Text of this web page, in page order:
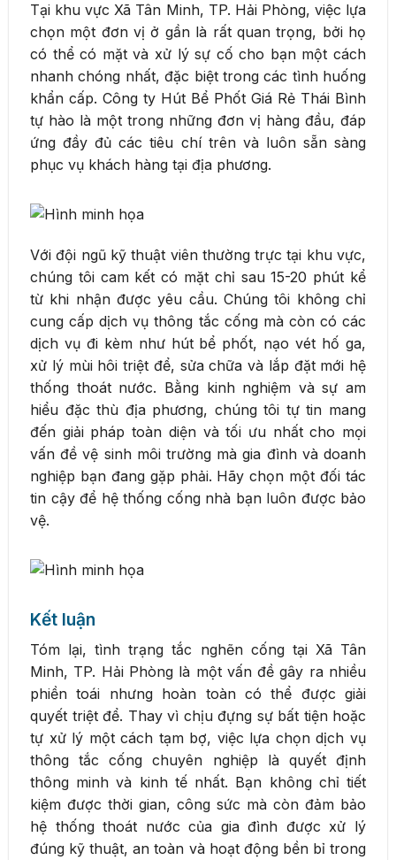
Tại khu vực Xã Tân Minh, TP. Hải Phòng, việc lựa
chọn một đơn vị ở gần là rất quan trọng, bởi họ
có thể có mặt và xử lý sự cố cho bạn một cách
nhanh chóng nhất, đặc biệt trong các tình huống
khẩn cấp. Công ty Hút Bể Phốt Giá Rẻ Thái Bình
tự hào là một trong những đơn vị hàng đầu, đáp
ứng đầy đủ các tiêu chí trên và luôn sẵn sàng
phục vụ khách hàng tại địa phương.
Với đội ngũ kỹ thuật viên thường trực tại khu vực,
chúng tôi cam kết có mặt chỉ sau 15-20 phút kể
từ khi nhận được yêu cầu. Chúng tôi không chỉ
cung cấp dịch vụ thông tắc cống mà còn có các
dịch vụ đi kèm như hút bể phốt, nạo vét hố ga,
xử lý mùi hôi triệt để, sửa chữa và lắp đặt mới hệ
thống thoát nước. Bằng kinh nghiệm và sự am
hiểu đặc thù địa phương, chúng tôi tự tin mang
đến giải pháp toàn diện và tối ưu nhất cho mọi
vấn đề vệ sinh môi trường mà gia đình và doanh
nghiệp bạn đang gặp phải. Hãy chọn một đối tác
tin cậy để hệ thống cống nhà bạn luôn được bảo
vệ.
Kết luận
Tóm lại, tình trạng tắc nghẽn cống tại Xã Tân
Minh, TP. Hải Phòng là một vấn đề gây ra nhiều
phiền toái nhưng hoàn toàn có thể được giải
quyết triệt để. Thay vì chịu đựng sự bất tiện hoặc
tự xử lý một cách tạm bợ, việc lựa chọn dịch vụ
thông tắc cống chuyên nghiệp là quyết định
thông minh và kinh tế nhất. Bạn không chỉ tiết
kiệm được thời gian, công sức mà còn đảm bảo
hệ thống thoát nước của gia đình được xử lý
đúng kỹ thuật, an toàn và hoạt động bền bỉ trong